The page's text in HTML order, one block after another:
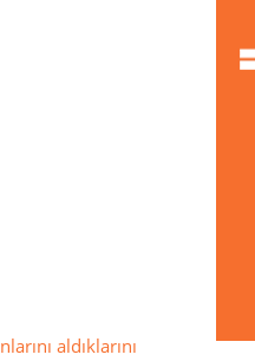
aldıklarını